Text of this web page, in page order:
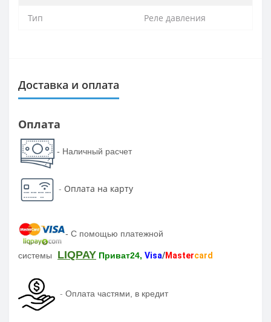
Тип Реле давления
Доставка и оплата
Оплата
- Наличный расчет
- Оплата на карту
- С помощью платежной
системы LIQPAY Приват24, Visa/Mastercard
- Оплата частями, в кредит